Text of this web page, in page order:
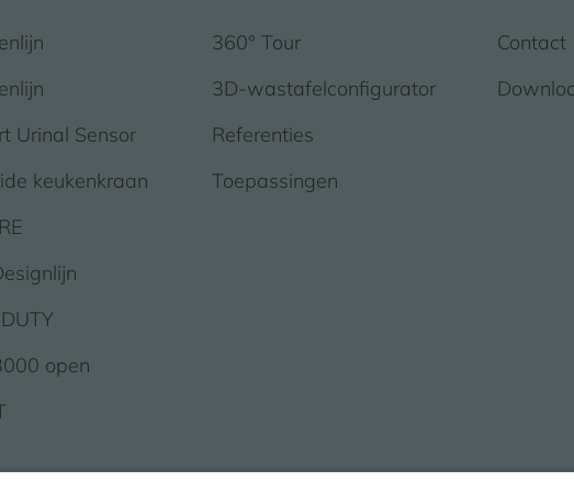
Urinal Sensor
keukenkraan
open
360° Tour
3D-wastafelconfigurator
Referenties
Toepassingen
Contact